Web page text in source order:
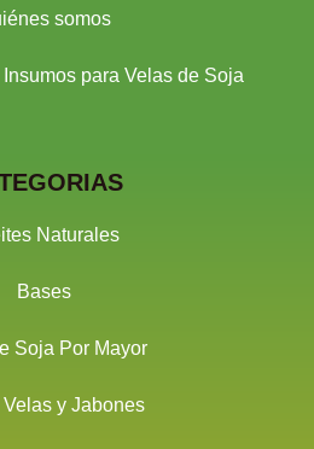
somos
para Velas de Soja
Naturales
Bases
Soja Por Mayor
y Jabones